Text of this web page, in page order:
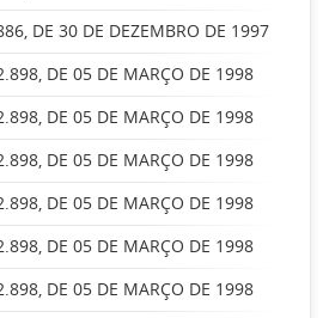
DE 30 DE DEZEMBRO DE 1997
DE 05 DE MARÇO DE 1998
DE 05 DE MARÇO DE 1998
DE 05 DE MARÇO DE 1998
DE 05 DE MARÇO DE 1998
DE 05 DE MARÇO DE 1998
DE 05 DE MARÇO DE 1998